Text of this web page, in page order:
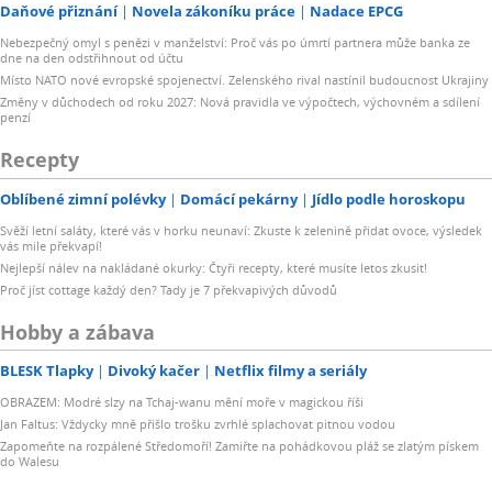
Daňové přiznání Novela zákoníku práce Nadace EPCG
Nebezpečný omyl s penězi v manželství: Proč vás po úmrtí partnera může banka ze
dne na den odstřihnout od účtu
Místo NATO nové evropské spojenectví. Zelenského rival nastínil budoucnost Ukrajiny
Změny v důchodech od roku 2027: Nová pravidla ve výpočtech, výchovném a sdílení
penzí
Recepty
Oblíbené zimní polévky Domácí pekárny Jídlo podle horoskopu
Svěží letní saláty, které vás v horku neunaví: Zkuste k zelenině přidat ovoce, výsledek
vás mile překvapí!
Nejlepší nálev na nakládané okurky: Čtyři recepty, které musíte letos zkusit!
Proč jíst cottage každý den? Tady je 7 překvapivých důvodů
Hobby a zábava
BLESK Tlapky Divoký kačer Netflix filmy a seriály
OBRAZEM: Modré slzy na Tchaj-wanu mění moře v magickou říši
Jan Faltus: Vždycky mně přišlo trošku zvrhlé splachovat pitnou vodou
Zapomeňte na rozpálené Středomoří! Zamiřte na pohádkovou pláž se zlatým pískem
do Walesu